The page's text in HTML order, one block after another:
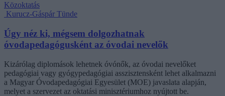
Közoktatás
Kurucz-Gáspár Tünde
Úgy néz ki, mégsem dolgozhatnak
óvodapedagógusként az óvodai nevelők
Kizárólag diplomások lehetnek óvónők, az óvodai nevelőket
pedagógiai vagy gyógypedagógiai asszisztensként lehet alkalmazni
a Magyar Óvodapedagógiai Egyesület (MOE) javaslata alapján,
melyet a szervezet az oktatási minisztériumhoz nyújtott be.